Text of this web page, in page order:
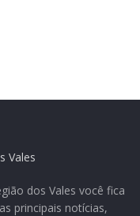
dos Vales você fica
principais notícias,